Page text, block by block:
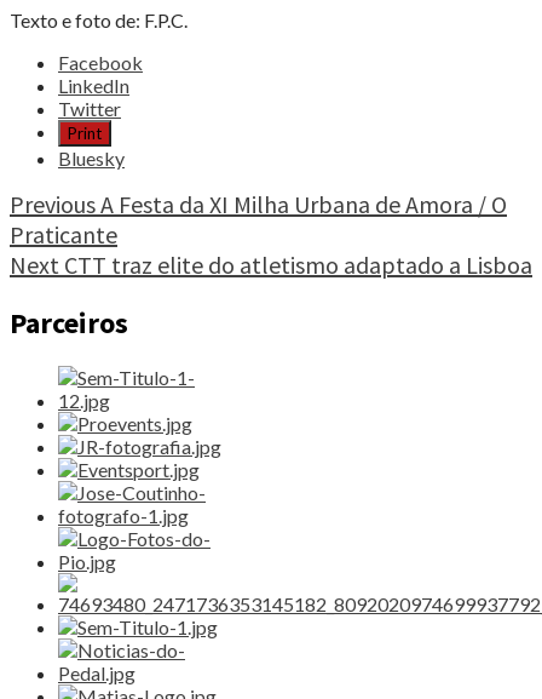
Texto e foto de: F.P.C.
Share
post
"Anderson
triunfa
consagração
de
Jordi
Simon"
Facebook
LinkedIn
Twitter
Print
Bluesky
Continue
Reading
PreviousA Festa da XI Milha Urbana de Amora / O
Praticante
Next CTT traz elite do atletismo adaptado a Lisboa
Parceiros